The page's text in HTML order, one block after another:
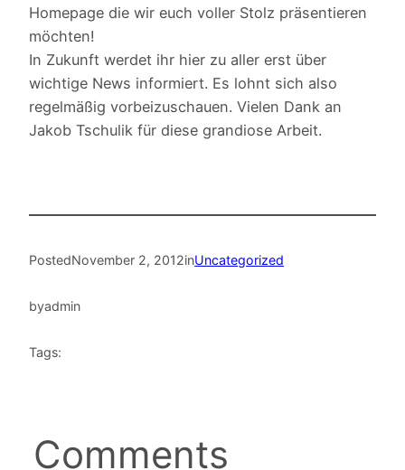
Homepage die wir euch voller Stolz präsentieren
möchten!
In Zukunft werdet ihr hier zu aller erst über
wichtige News informiert. Es lohnt sich also
regelmäßig vorbeizuschauen. Vielen Dank an
Jakob Tschulik für diese grandiose Arbeit.
PostedNovember 2, 2012inUncategorized
byadmin
Tags:
Comments